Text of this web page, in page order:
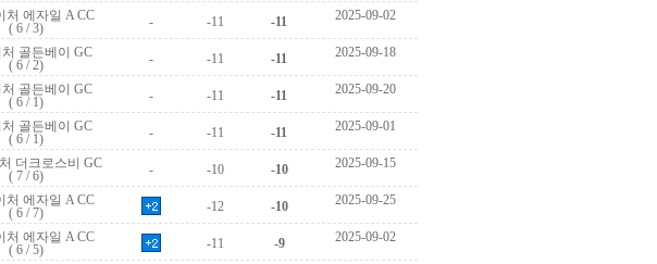
처 에자일 A CC
( 6 / 3)
- -11 -11 2025-09-02
골든베이 GC
( 6 / 2)
- -11 -11 2025-09-18
골든베이 GC
( 6 / 1)
- -11 -11 2025-09-20
골든베이 GC
( 6 / 1)
- -11 -11 2025-09-01
더크로스비 GC
( 7 / 6)
- -10 -10 2025-09-15
처 에자일 A CC
( 6 / 7)
-12 -10 2025-09-25
처 에자일 A CC
( 6 / 5)
-11 -9 2025-09-02